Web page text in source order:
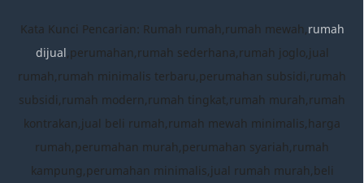
Kata Kunci Pencarian: Rumah rumah,rumah mewah,rumah
dijual,perumahan,rumah sederhana,rumah joglo,jual
rumah,rumah minimalis terbaru,perumahan subsidi,rumah
subsidi,rumah modern,rumah tingkat,rumah murah,rumah
kontrakan,jual beli rumah,rumah mewah minimalis,harga
rumah,perumahan murah,perumahan syariah,rumah
kampung,perumahan minimalis,jual rumah murah,beli